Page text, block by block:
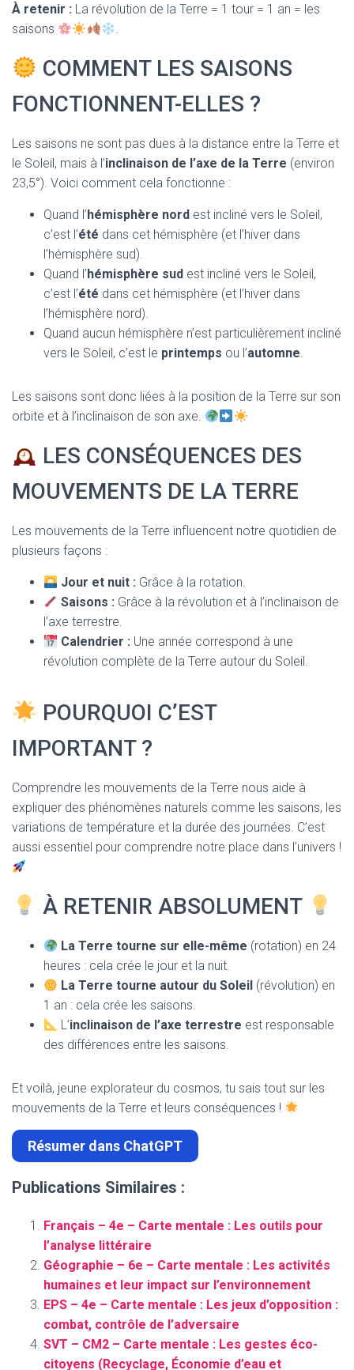
À retenir : La révolution de la Terre = 1 tour = 1 an = les
saisons
.
COMMENT LES SAISONS
FONCTIONNENT-ELLES ?
Les saisons ne sont pas dues à la distance entre la Terre et
le Soleil, mais à l’inclinaison de l’axe de la Terre (environ
23,5°). Voici comment cela fonctionne :
Quand l’hémisphère nord est incliné vers le Soleil,
c’est l’été dans cet hémisphère (et l’hiver dans
l’hémisphère sud).
Quand l’hémisphère sud est incliné vers le Soleil,
c’est l’été dans cet hémisphère (et l’hiver dans
l’hémisphère nord).
Quand aucun hémisphère n’est particulièrement incliné
vers le Soleil, c’est le printemps ou l’automne.
Les saisons sont donc liées à la position de la Terre sur son
orbite et à l’inclinaison de son axe.
LES CONSÉQUENCES DES
MOUVEMENTS DE LA TERRE
Les mouvements de la Terre influencent notre quotidien de
plusieurs façons :
Jour et nuit : Grâce à la rotation.
Saisons : Grâce à la révolution et à l’inclinaison de
l’axe terrestre.
Calendrier : Une année correspond à une
révolution complète de la Terre autour du Soleil.
POURQUOI C’EST
IMPORTANT ?
Comprendre les mouvements de la Terre nous aide à
expliquer des phénomènes naturels comme les saisons, les
variations de température et la durée des journées. C’est
aussi essentiel pour comprendre notre place dans l’univers !
À RETENIR ABSOLUMENT
La Terre tourne sur elle-même (rotation) en 24
heures : cela crée le jour et la nuit.
La Terre tourne autour du Soleil (révolution) en
1 an : cela crée les saisons.
L’inclinaison de l’axe terrestre est responsable
des différences entre les saisons.
Et voilà, jeune explorateur du cosmos, tu sais tout sur les
mouvements de la Terre et leurs conséquences !
Résumer dans ChatGPT
Publications Similaires :
Français – 4e – Carte mentale : Les outils pour
l’analyse littéraire
Géographie – 6e – Carte mentale : Les activités
humaines et leur impact sur l’environnement
EPS – 4e – Carte mentale : Les jeux d’opposition :
combat, contrôle de l’adversaire
SVT – CM2 – Carte mentale : Les gestes éco-
citoyens (Recyclage, Économie d’eau et